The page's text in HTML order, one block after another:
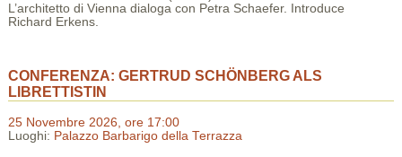
L’architetto di Vienna dialoga con Petra Schaefer. Introduce
Richard Erkens.
CONFERENZA: GERTRUD SCHÖNBERG ALS
LIBRETTISTIN
25 Novembre 2026, ore 17:00
Luoghi: Palazzo Barbarigo della Terrazza